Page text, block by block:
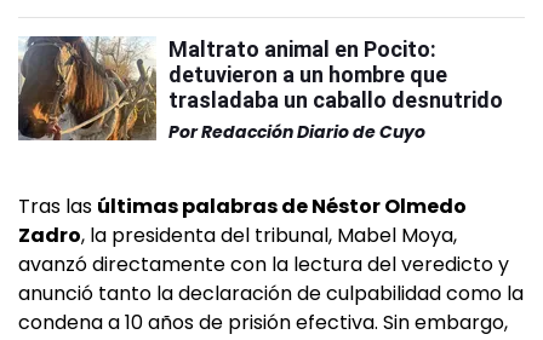
Maltrato animal en Pocito:
detuvieron a un hombre que
trasladaba un caballo desnutrido
PorRedacción Diario de Cuyo
Tras las últimas palabras de Néstor Olmedo
Zadro, la presidenta del tribunal, Mabel Moya,
avanzó directamente con la lectura del veredicto y
anunció tanto la declaración de culpabilidad como la
condena a 10 años de prisión efectiva. Sin embargo,